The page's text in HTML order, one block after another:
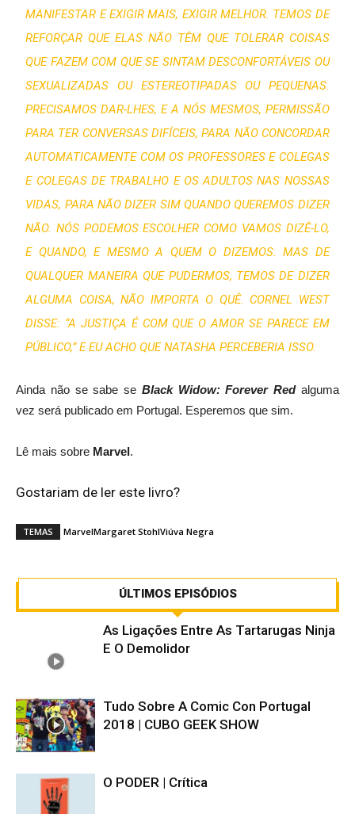
MANIFESTAR E EXIGIR MAIS, EXIGIR MELHOR. TEMOS DE
REFORÇAR QUE ELAS NÃO TÊM QUE TOLERAR COISAS
QUE FAZEM COM QUE SE SINTAM DESCONFORTÁVEIS OU
SEXUALIZADAS OU ESTEREOTIPADAS OU PEQUENAS.
PRECISAMOS DAR-LHES, E A NÓS MESMOS, PERMISSÃO
PARA TER CONVERSAS DIFÍCEIS, PARA NÃO CONCORDAR
AUTOMATICAMENTE COM OS PROFESSORES E COLEGAS
E COLEGAS DE TRABALHO E OS ADULTOS NAS NOSSAS
VIDAS, PARA NÃO DIZER SIM QUANDO QUEREMOS DIZER
NÃO. NÓS PODEMOS ESCOLHER COMO VAMOS DIZÊ-LO,
E QUANDO, E MESMO A QUEM O DIZEMOS. MAS DE
QUALQUER MANEIRA QUE PUDERMOS, TEMOS DE DIZER
ALGUMA COISA, NÃO IMPORTA O QUÊ. CORNEL WEST
DISSE: “A JUSTIÇA É COM QUE O AMOR SE PARECE EM
PÚBLICO,” E EU ACHO QUE NATASHA PERCEBERIA ISSO.
Ainda não se sabe se Black Widow: Forever Redalguma
vez será publicado em Portugal. Esperemos que sim.
Lê mais sobre Marvel.
Gostariam de ler este livro?
TEMAS MarvelMargaret StohlViúva Negra
ÚLTIMOS EPISÓDIOS
As Ligações Entre As Tartarugas Ninja
E O Demolidor
Tudo Sobre A Comic Con Portugal
2018 | CUBO GEEK SHOW
O PODER | Crítica